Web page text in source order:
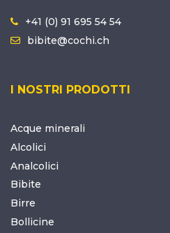
+41 (0) 91 695 54 54
bibite@cochi.ch
I NOSTRI PRODOTTI
Acque minerali
Alcolici
Analcolici
Bibite
Birre
Bollicine